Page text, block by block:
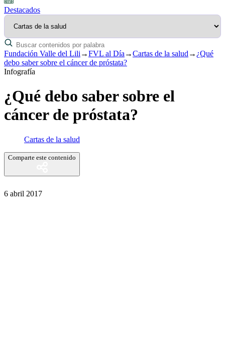
Destacados
Fundación Valle del Lili →FVL al Día →Cartas de la salud → ¿Qué
debo saber sobre el cáncer de próstata?
Infografía
¿Qué debo saber sobre el
cáncer de próstata?
Cartas de la salud
Comparte este contenido
6 abril 2017